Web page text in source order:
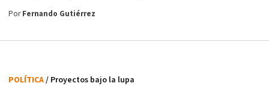
PorFernando Gutiérrez
POLÍTICA/ Proyectos bajo la lupa